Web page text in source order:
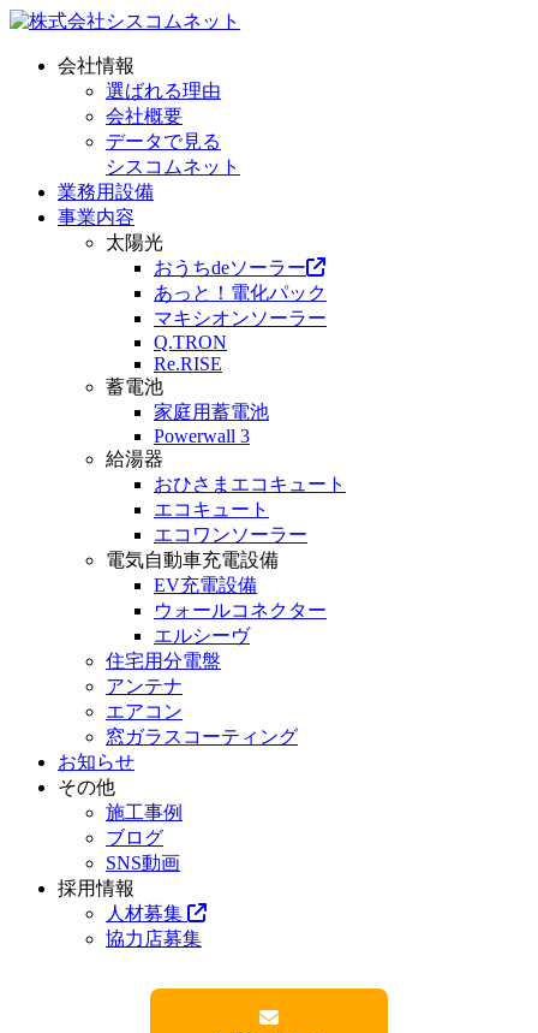
会社情報
選ばれる理由
会社概要
データで見る
シスコムネット
業務用設備
事業内容
太陽光
おうちdeソーラー
あっと！電化パック
マキシオンソーラー
Q.TRON
Re.RISE
蓄電池
家庭用蓄電池
Powerwall 3
給湯器
おひさまエコキュート
エコキュート
エコワンソーラー
電気自動車充電設備
EV充電設備
ウォールコネクター
エルシーヴ
住宅用分電盤
アンテナ
エアコン
窓ガラスコーティング
お知らせ
その他
施工事例
ブログ
SNS動画
採用情報
人材募集
協力店募集